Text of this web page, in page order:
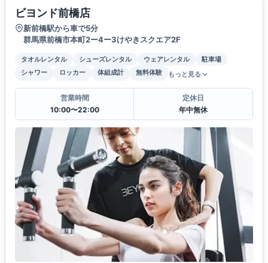
ビヨンド前橋店
新前橋駅から車で5分
群馬県前橋市本町2ー4ー3けやきスクエア2F
タオルレンタル シューズレンタル ウェアレンタル
駐車場
シャワー
ロッカー 体組成計 無料体験 もっと見る
営業時間
10:00〜22:00
定休日
年中無休